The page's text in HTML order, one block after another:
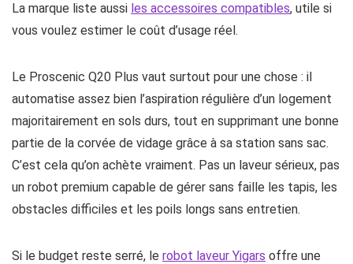
La marque liste aussi les accessoires compatibles, utile si
vous voulez estimer le coût d’usage réel.
Le Proscenic Q20 Plus vaut surtout pour une chose : il
automatise assez bien l’aspiration régulière d’un logement
majoritairement en sols durs, tout en supprimant une bonne
partie de la corvée de vidage grâce à sa station sans sac.
C’est cela qu’on achète vraiment. Pas un laveur sérieux, pas
un robot premium capable de gérer sans faille les tapis, les
obstacles difficiles et les poils longs sans entretien.
Si le budget reste serré, le robot laveur Yigars offre une